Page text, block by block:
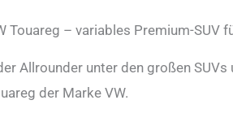
Touareg – variables Premium-SUV
Allrounder unter den großen
der Marke VW.